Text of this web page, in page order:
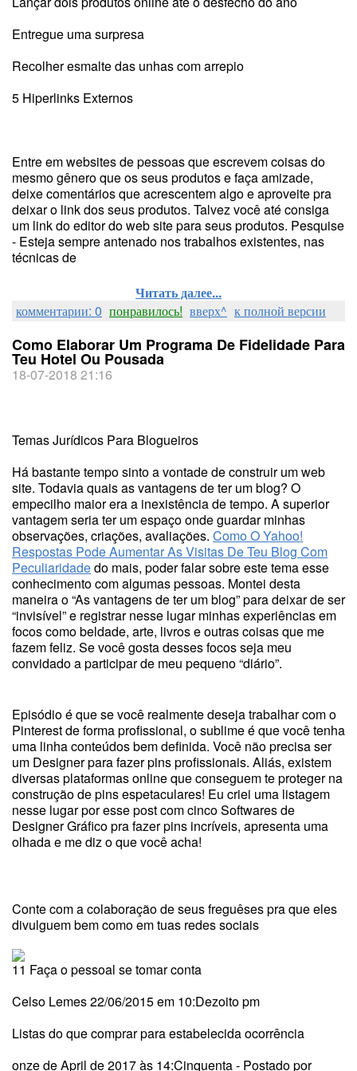
Entregue uma surpresa
Recolher esmalte das unhas com arrepio
5 Hiperlinks Externos
Entre em websites de pessoas que escrevem coisas do
mesmo gênero que os seus produtos e faça amizade,
deixe comentários que acrescentem algo e aproveite pra
deixar o link dos seus produtos. Talvez você até consiga
um link do editor do web site para seus produtos. Pesquise
- Esteja sempre antenado nos trabalhos existentes, nas
técnicas de
Читать далее...
комментарии: 0 понравилось! вверх^ к полной версии
Como Elaborar Um Programa De Fidelidade Para
Teu Hotel Ou Pousada
18-07-2018 21:16
Temas Jurídicos Para Blogueiros
Há bastante tempo sinto a vontade de construir um web
site. Todavia quais as vantagens de ter um blog? O
empecilho maior era a inexistência de tempo. A superior
vantagem seria ter um espaço onde guardar minhas
observações, criações, avaliações. Como O Yahoo!
Respostas Pode Aumentar As Visitas De Teu Blog Com
Peculiaridadedo mais, poder falar sobre este tema esse
conhecimento com algumas pessoas. Montei desta
maneira o “As vantagens de ter um blog” para deixar de ser
“invisível” e registrar nesse lugar minhas experiências em
focos como beldade, arte, livros e outras coisas que me
fazem feliz. Se você gosta desses focos seja meu
convidado a participar de meu pequeno “diário”.
Episódio é que se você realmente deseja trabalhar com o
Pinterest de forma profissional, o sublime é que você tenha
uma linha conteúdos bem definida. Você não precisa ser
um Designer para fazer pins profissionais. Aliás, existem
diversas plataformas online que conseguem te proteger na
construção de pins espetaculares! Eu criei uma listagem
nesse lugar por esse post com cinco Softwares de
Designer Gráfico pra fazer pins incríveis, apresenta uma
olhada e me diz o que você acha!
Conte com a colaboração de seus freguêses pra que eles
divulguem bem como em tuas redes sociais
11 Faça o pessoal se tomar conta
Celso Lemes 22/06/2015 em 10:Dezoito pm
Listas do que comprar para estabelecida ocorrência
onze de April de 2017 às 14:Cinquenta - Postado por